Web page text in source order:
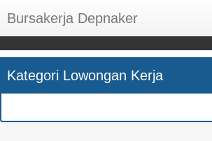
Bursakerja Depnaker
About Me
Disclaimer
Kategori Lowongan Kerja